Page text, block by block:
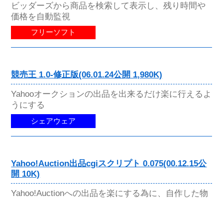
ビッダーズから商品を検索して表示し、残り時間や
価格を自動監視
フリーソフト
競売王 1.0-修正版(06.01.24公開 1,980K)
Yahooオークションの出品を出来るだけ楽に行えるよ
うにする
シェアウェア
Yahoo!Auction出品cgiスクリプト 0.075(00.12.15公
開 10K)
Yahoo!Auctionへの出品を楽にする為に、自作した物